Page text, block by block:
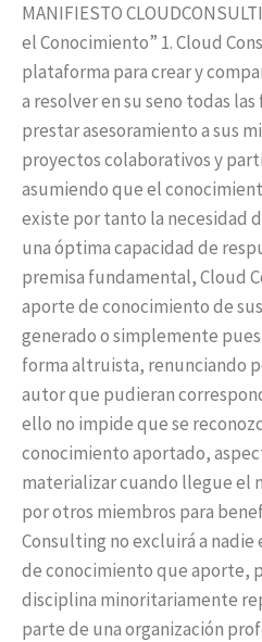
MANIFIESTO
el Conocimiento” 1. Cloud
plataforma para crear y
a resolver en su seno todas
prestar asesoramiento a sus
proyectos colaborativos y
asumiendo que el
existe por tanto la necesidad
una óptima capacidad de
premisa fundamental, Cloud
aporte de conocimiento de
generado o simplemente
forma altruista, renunciando
autor que pudieran
ello no impide que se
conocimiento aportado,
materializar cuando llegue el
por otros miembros para
Consulting no excluirá a
de conocimiento que aporte,
disciplina minoritariamente
parte de una organización